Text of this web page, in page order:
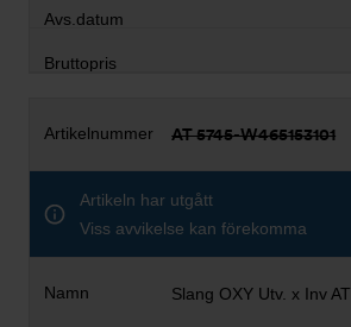
AT 5745-W465153101
Artikeln har utgått
Viss avvikelse kan förekomma
Slang OXY Utv. x Inv AT